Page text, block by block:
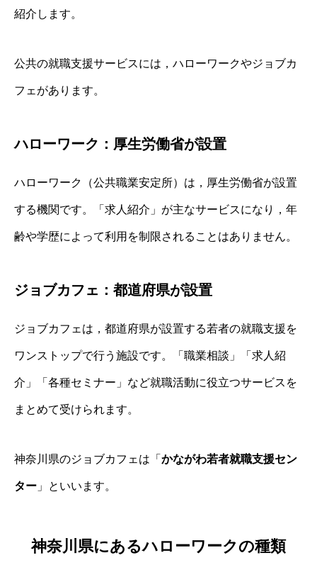
紹介します。
公共の就職支援サービスには，ハローワークやジョブカ
フェがあります。
ハローワーク：厚生労働省が設置
ハローワーク（公共職業安定所）は，厚生労働省が設置
する機関です。「求人紹介」が主なサービスになり，年
齢や学歴によって利用を制限されることはありません。
ジョブカフェ：都道府県が設置
ジョブカフェは，都道府県が設置する若者の就職支援を
ワンストップで行う施設です。「職業相談」「求人紹
介」「各種セミナー」など就職活動に役立つサービスを
まとめて受けられます。
神奈川県のジョブカフェは「 かながわ若者就職支援セン
ター 」といいます。
神奈川県にあるハローワークの種類